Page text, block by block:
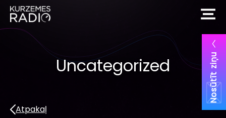
Nosūtīt ziņu
Uncategorized
Atpakaļ